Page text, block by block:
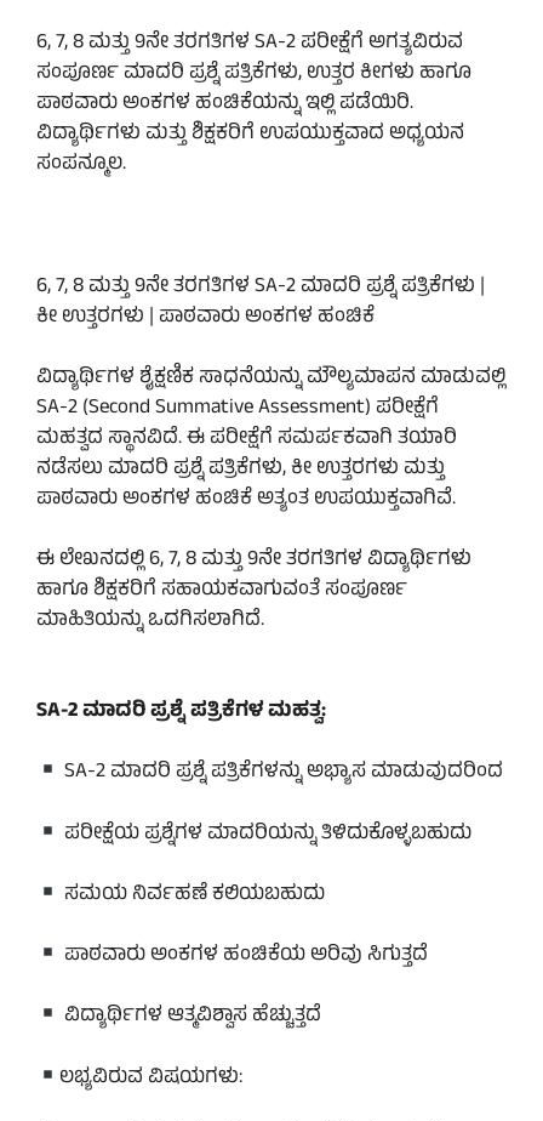
6, 7, 8 ಮತ್ತು 9ನೇ ತರಗತಿಗಳ SA-2 ಪರೀಕ್ಷೆಗೆ ಅಗತ್ಯವಿರುವ
ಸಂಪೂರ್ಣ ಮಾದರಿ ಪ್ರಶ್ನೆ ಪತ್ರಿಕೆಗಳು, ಉತ್ತರ ಕೀಗಳು ಹಾಗೂ
ಪಾಠವಾರು ಅಂಕಗಳ ಹಂಚಿಕೆಯನ್ನು ಇಲ್ಲಿ ಪಡೆಯಿರಿ.
ವಿದ್ಯಾರ್ಥಿಗಳು ಮತ್ತು ಶಿಕ್ಷಕರಿಗೆ ಉಪಯುಕ್ತವಾದ ಅಧ್ಯಯನ
ಸಂಪನ್ಮೂಲ.
6, 7, 8 ಮತ್ತು 9ನೇ ತರಗತಿಗಳ SA-2 ಮಾದರಿ ಪ್ರಶ್ನೆ ಪತ್ರಿಕೆಗಳು |
ಕೀ ಉತ್ತರಗಳು | ಪಾಠವಾರು ಅಂಕಗಳ ಹಂಚಿಕೆ
ವಿದ್ಯಾರ್ಥಿಗಳ ಶೈಕ್ಷಣಿಕ ಸಾಧನೆಯನ್ನು ಮೌಲ್ಯಮಾಪನ ಮಾಡುವಲ್ಲಿ
SA-2 (Second Summative Assessment) ಪರೀಕ್ಷೆಗೆ
ಮಹತ್ವದ ಸ್ಥಾನವಿದೆ. ಈ ಪರೀಕ್ಷೆಗೆ ಸಮರ್ಪಕವಾಗಿ ತಯಾರಿ
ನಡೆಸಲು ಮಾದರಿ ಪ್ರಶ್ನೆ ಪತ್ರಿಕೆಗಳು, ಕೀ ಉತ್ತರಗಳು ಮತ್ತು
ಪಾಠವಾರು ಅಂಕಗಳ ಹಂಚಿಕೆ ಅತ್ಯಂತ ಉಪಯುಕ್ತವಾಗಿವೆ.
ಈ ಲೇಖನದಲ್ಲಿ 6, 7, 8 ಮತ್ತು 9ನೇ ತರಗತಿಗಳ ವಿದ್ಯಾರ್ಥಿಗಳು
ಹಾಗೂ ಶಿಕ್ಷಕರಿಗೆ ಸಹಾಯಕವಾಗುವಂತೆ ಸಂಪೂರ್ಣ
ಮಾಹಿತಿಯನ್ನು ಒದಗಿಸಲಾಗಿದೆ.
SA-2 ಮಾದರಿ ಪ್ರಶ್ನೆ ಪತ್ರಿಕೆಗಳ ಮಹತ್ವ:
SA-2 ಮಾದರಿ ಪ್ರಶ್ನೆ ಪತ್ರಿಕೆಗಳನ್ನು ಅಭ್ಯಾಸ ಮಾಡುವುದರಿಂದ
ಪರೀಕ್ಷೆಯ ಪ್ರಶ್ನೆಗಳ ಮಾದರಿಯನ್ನು ತಿಳಿದುಕೊಳ್ಳಬಹುದು
ಸಮಯ ನಿರ್ವಹಣೆ ಕಲಿಯಬಹುದು
ಪಾಠವಾರು ಅಂಕಗಳ ಹಂಚಿಕೆಯ ಅರಿವು ಸಿಗುತ್ತದೆ
ವಿದ್ಯಾರ್ಥಿಗಳ ಆತ್ಮವಿಶ್ವಾಸ ಹೆಚ್ಚುತ್ತದೆ
ಲಭ್ಯವಿರುವ ವಿಷಯಗಳು: